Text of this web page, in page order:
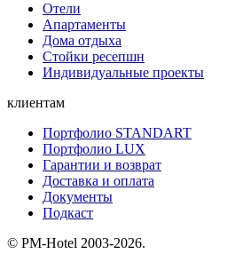
Отели
Апартаменты
Дома отдыха
Стойки ресепшн
Индивидуальные проекты
клиентам
Портфолио STANDART
Портфолио LUX
Гарантии и возврат
Доставка и оплата
Документы
Подкаст
© PM-Hotel 2003-2026.